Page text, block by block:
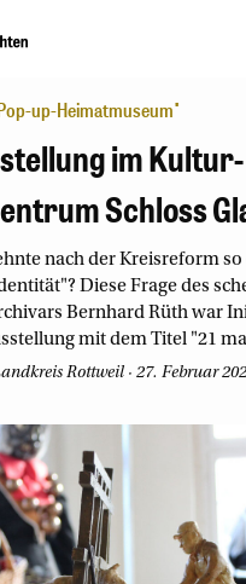
up-Heimatmuseum"
im
Schloss
nach der Kreisreform
Diese Frage des
Bernhard Rüth war
mit dem Titel "21
Rottweil · 27. Februar